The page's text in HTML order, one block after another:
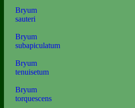
Bryum
sauteri
Bryum
subapiculatum
Bryum
tenuisetum
Bryum
torquescens